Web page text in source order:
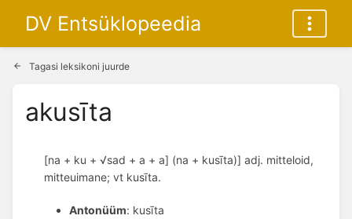
DV Entsüklopeedia
Tagasi leksikoni juurde
akusīta
[na + ku + √sad + a + a] (na + kusīta)] adj. mitteloid,
mitteuimane; vt kusīta.
Antonüüm: kusīta